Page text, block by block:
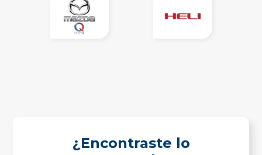
¿Encontraste lo